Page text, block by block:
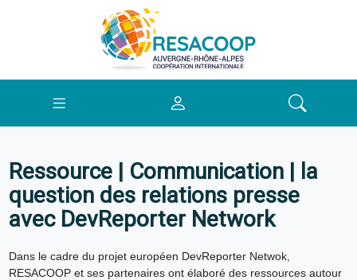
Ressource | Communication | la
question des relations presse
avec DevReporter Network
Dans le cadre du projet européen DevReporter Netwok,
RESACOOP et ses partenaires ont élaboré des ressources autour